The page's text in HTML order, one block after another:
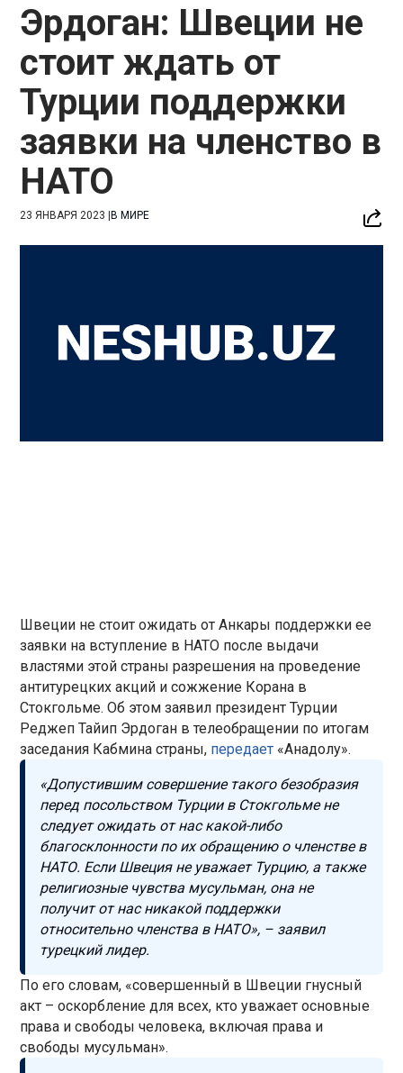
Эрдоган: Швеции не
стоит ждать от
Турции поддержки
заявки на членство в
НАТО
23 ЯНВАРЯ 2023 |В МИРЕ
Швеции не стоит ожидать от Анкары поддержки ее
заявки на вступление в НАТО после выдачи
властями этой страны разрешения на проведение
антитурецких акций и сожжение Корана в
Стокгольме. Об этом заявил президент Турции
Реджеп Тайип Эрдоган в телеобращении по итогам
заседания Кабмина страны, передает «Анадолу».
«Допустившим совершение такого безобразия
перед посольством Турции в Стокгольме не
следует ожидать от нас какой-либо
благосклонности по их обращению о членстве в
НАТО. Если Швеция не уважает Турцию, а также
религиозные чувства мусульман, она не
получит от нас никакой поддержки
относительно членства в НАТО», – заявил
турецкий лидер.
По его словам, «совершенный в Швеции гнусный
акт – оскорбление для всех, кто уважает основные
права и свободы человека, включая права и
свободы мусульман».